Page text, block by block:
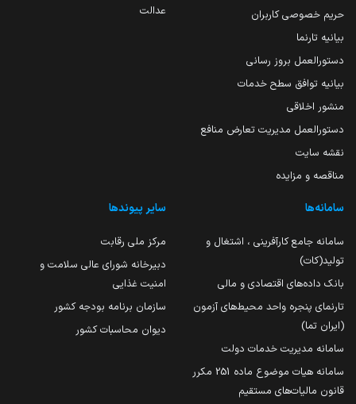
حریم خصوصی کاربران
بیانیه تارنما
دستورالعمل بروز رسانی
بیانیه توافق سطح خدمات
منشور اخلاقی
دستورالعمل مدیریت تعارض منافع
نقشه سایت
مناقصه و مزایده
عدالت
سامانه‌ها
سامانه جامع کارآفرینی ، اشتغال و
تولید(کات)
بانک داده‌های اقتصادی و مالی
تارنمای پنجره واحد محیط‌های آزمون
(ایران تما)
سامانه مدیریت خدمات دولت
سامانه هیات موضوع ماده 251 مکرر
قانون مالیات‌های مستقیم
سایر پیوندها
مرکز ملی رقابت
دبیرخانه شورای عالی سلامت و
امنیت غذایی
سازمان برنامه بودجه کشور
دیوان محاسبات کشور